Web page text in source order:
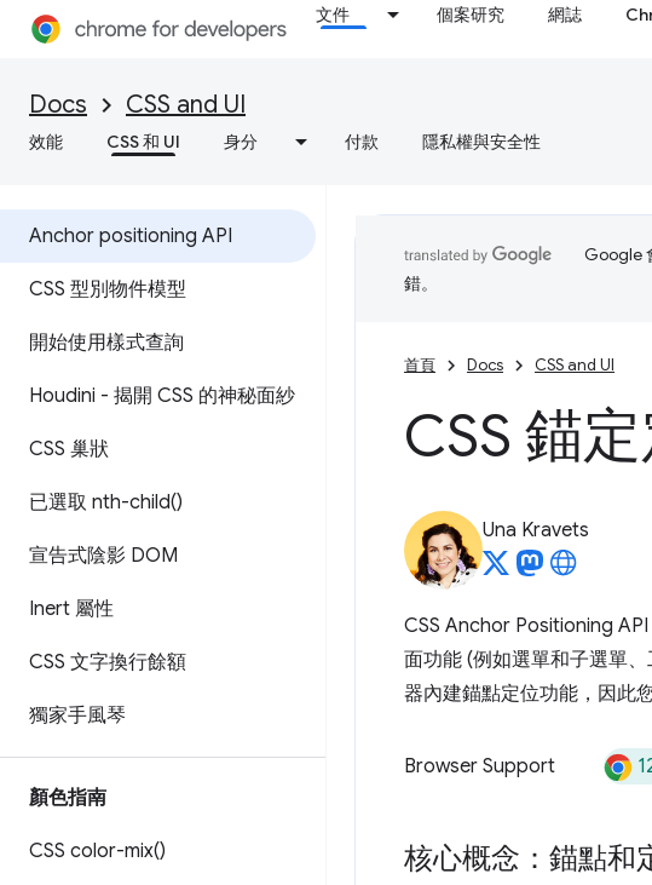
文件 個案研究 網誌
Docs CSS and UI
效能 CSS 和 UI 身分 付款 隱私權與安全性
Anchor positioning API
CSS 型別物件模型
開始使用樣式查詢
Houdini - 揭開 CSS 的神秘面紗
CSS 巢狀
已選取 nth-child()
宣告式陰影 DOM
Inert 屬性
CSS 文字換行餘額
獨家手風琴
顏色指南
CSS color-mix()
Google
錯。
首頁 Docs CSS and UI
CSS 錨
Una Kravets
CSS Anchor Positioning
面功能 (例如選單和子選單
器內建錨點定位功能，因此
Browser Support
核心概念：錨點和